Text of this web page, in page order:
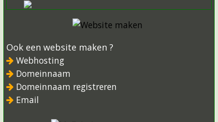
Ook een website maken ?
Webhosting
Domeinnaam
Domeinnaam registreren
Email